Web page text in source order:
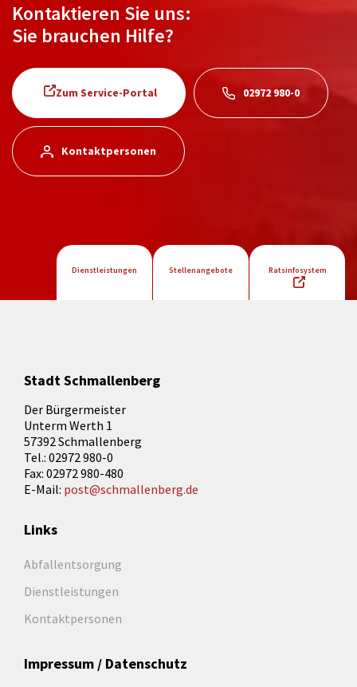
Kontaktieren Sie uns:
Sie brauchen Hilfe?
Zum Service-Portal 02972 980-0
Kontaktpersonen
Dienstleistungen Stellenangebote Ratsinfosystem
Stadt Schmallenberg
Der Bürgermeister
Unterm Werth 1
57392 Schmallenberg
Tel.: 02972 980-0
Fax: 02972 980-480
E-Mail: post@schmallenberg.de
Links
Abfallentsorgung
Dienstleistungen
Kontaktpersonen
Impressum / Datenschutz